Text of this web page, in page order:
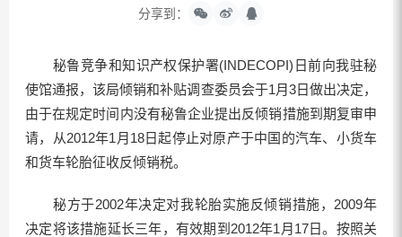
分享到：
秘鲁竞争和知识产权保护署(INDECOPI)日前向我驻秘
使馆通报，该局倾销和补贴调查委员会于1月3日做出决定，
由于在规定时间内没有秘鲁企业提出反倾销措施到期复审申
请，从2012年1月18日起停止对原产于中国的汽车、小货车
和货车轮胎征收反倾销税。
秘方于2002年决定对我轮胎实施反倾销措施，2009年
决定将该措施延长三年，有效期到2012年1月17日。按照关